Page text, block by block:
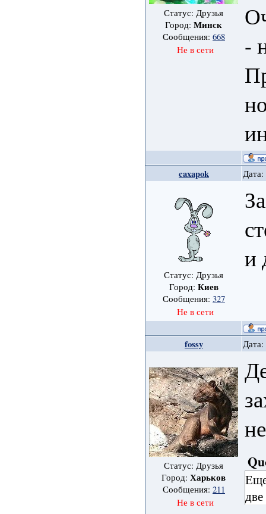
Статус: Друзья
Город:Минск
Сообщения: 668
Не в сети
-
caxapok
Статус: Друзья
Город: Киев
Сообщения: 327
Не в сети
и
fossy
Статус: Друзья
Город:Харьков
Сообщения: 211
Не в сети